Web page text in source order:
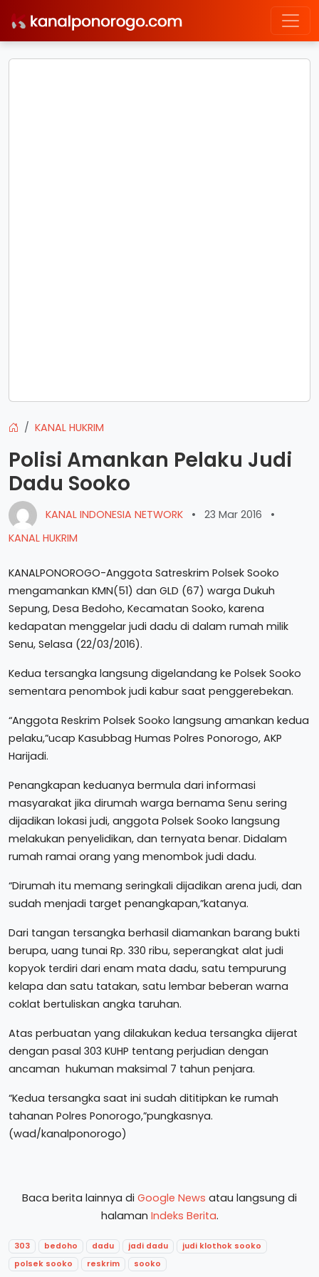
KANAL HUKRIM
Polisi Amankan Pelaku Judi
Dadu Sooko
KANAL INDONESIA NETWORK • 23 Mar 2016
•
KANAL HUKRIM
KANALPONOROGO-Anggota Satreskrim Polsek Sooko
mengamankan KMN(51) dan GLD (67) warga Dukuh
Sepung, Desa Bedoho, Kecamatan Sooko, karena
kedapatan menggelar judi dadu di dalam rumah milik
Senu, Selasa (22/03/2016).
Kedua tersangka langsung digelandang ke Polsek Sooko
sementara penombok judi kabur saat penggerebekan.
“Anggota Reskrim Polsek Sooko langsung amankan kedua
pelaku,”ucap Kasubbag Humas Polres Ponorogo,‎ AKP
Harijadi.
Penangkapan keduanya bermula dari informasi
masyarakat jika dirumah warga bernama Senu sering
dijadikan lokasi judi, anggota Polsek Sooko langsung
melakukan penyelidikan, dan ternyata benar. Didalam
rumah ramai orang yang menombok judi dadu.
“Dirumah itu memang seringkali dijadikan arena judi, dan
sudah menjadi target penangkapan,”katanya.
Dari tangan tersangka berhasil diamankan barang bukti
berupa, uang tunai Rp. 330 ribu, seperangkat alat judi
kopyok terdiri dari enam mata dadu, satu tempurung
kelapa dan satu tatakan, satu lembar beberan warna
coklat bertuliskan angka taruhan.
Atas perbuatan yang dilakukan kedua tersangka dijerat
dengan pasal 303 KUHP tentang perjudian dengan
ancaman hukuman maksimal 7 tahun penjara.
“Kedua tersangka saat ini sudah dititipkan ke rumah
tahanan Polres Ponorogo,”pungkasnya.
(wad/kanalponorogo)
Baca berita lainnya di Google News atau langsung di
halaman Indeks Berita.
303 bedoho dadu jadi dadu
judi klothok sooko
polsek sooko
reskrim sooko